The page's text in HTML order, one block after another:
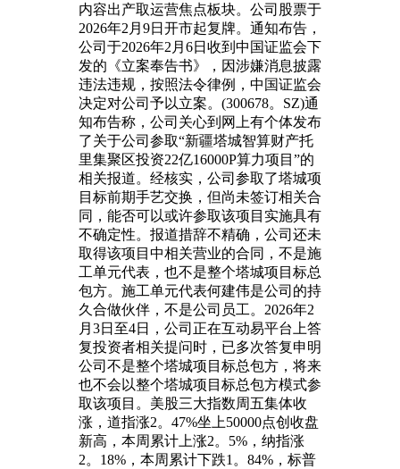
内容出产取运营焦点板块。公司股票于
2026年2月9日开市起复牌。通知布告，
公司于2026年2月6日收到中国证监会下
发的《立案奉告书》，因涉嫌消息披露
违法违规，按照法令律例，中国证监会
决定对公司予以立案。(300678。SZ)通
知布告称，公司关心到网上有个体发布
了关于公司参取“新疆塔城智算财产托
里集聚区投资22亿16000P算力项目”的
相关报道。经核实，公司参取了塔城项
目标前期手艺交换，但尚未签订相关合
同，能否可以或许参取该项目实施具有
不确定性。报道措辞不精确，公司还未
取得该项目中相关营业的合同，不是施
工单元代表，也不是整个塔城项目标总
包方。施工单元代表何建伟是公司的持
久合做伙伴，不是公司员工。2026年2
月3日至4日，公司正在互动易平台上答
复投资者相关提问时，已多次答复申明
公司不是整个塔城项目标总包方，将来
也不会以整个塔城项目标总包方模式参
取该项目。美股三大指数周五集体收
涨，道指涨2。47%坐上50000点创收盘
新高，本周累计上涨2。5%，纳指涨
2。18%，本周累计下跌1。84%，标普